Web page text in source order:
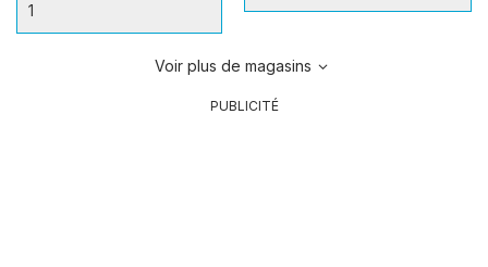
1
Voir plus de magasins
PUBLICITÉ